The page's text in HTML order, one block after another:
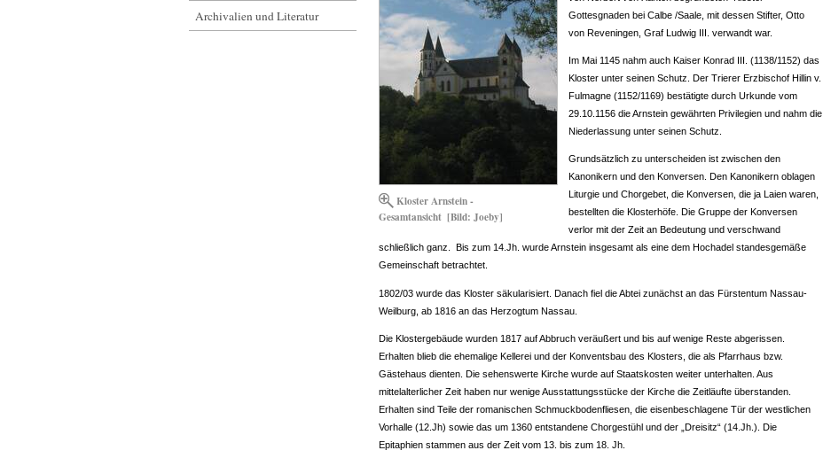
Archivalien und Literatur
Kloster Arnstein -
Gesamtansicht [Bild: Joeby]
Gottesgnaden bei Calbe /Saale, mit dessen Stifter, Otto
von Reveningen, Graf Ludwig III. verwandt war.
Im Mai 1145 nahm auch Kaiser Konrad III. (1138/1152) das
Kloster unter seinen Schutz. Der Trierer Erzbischof Hillin v.
Fulmagne (1152/1169) bestätigte durch Urkunde vom
29.10.1156 die Arnstein gewährten Privilegien und nahm die
Niederlassung unter seinen Schutz.
Grundsätzlich zu unterscheiden ist zwischen den
Kanonikern und den Konversen. Den Kanonikern oblagen
Liturgie und Chorgebet, die Konversen, die ja Laien waren,
bestellten die Klosterhöfe. Die Gruppe der Konversen
verlor mit der Zeit an Bedeutung und verschwand
schließlich ganz. Bis zum 14.Jh. wurde Arnstein insgesamt als eine dem Hochadel standesgemäße
Gemeinschaft betrachtet.
1802/03 wurde das Kloster säkularisiert. Danach fiel die Abtei zunächst an das Fürstentum Nassau-
Weilburg, ab 1816 an das Herzogtum Nassau.
Die Klostergebäude wurden 1817 auf Abbruch veräußert und bis auf wenige Reste abgerissen.
Erhalten blieb die ehemalige Kellerei und der Konventsbau des Klosters, die als Pfarrhaus bzw.
Gästehaus dienten. Die sehenswerte Kirche wurde auf Staatskosten weiter unterhalten. Aus
mittelalterlicher Zeit haben nur wenige Ausstattungsstücke der Kirche die Zeitläufte überstanden.
Erhalten sind Teile der romanischen Schmuckbodenfliesen, die eisenbeschlagene Tür der westlichen
Vorhalle (12.Jh) sowie das um 1360 entstandene Chorgestühl und der „Dreisitz“ (14.Jh.). Die
Epitaphien stammen aus der Zeit vom 13. bis zum 18. Jh.